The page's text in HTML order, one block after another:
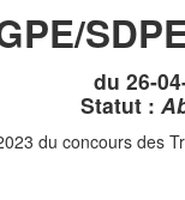
du 26-
Statut :
du concours des